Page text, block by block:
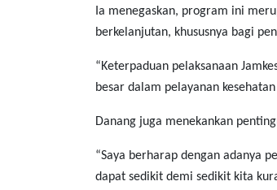
Ia menegaskan, program ini
berkelanjutan, khususnya bagi
“Keterpaduan pelaksanaan
besar dalam pelayanan
Danang juga menekankan
“Saya berharap dengan adanya
dapat sedikit demi sedikit kita